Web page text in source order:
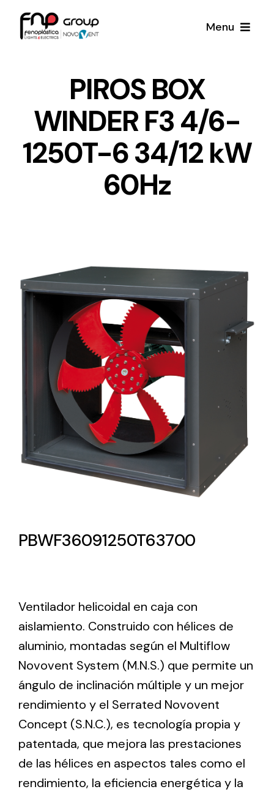
Menu
Iluminación y Material Eléctrico
Lighting and Electrical
Equipment
Complete solutions in lighting and electrical
material for each project and need
Ventilación
Amplia gama de ventiladores y equipos de
The incorporation of Novovent into the group
meant a greater offer of ventilation products for
Iluminación Solar
Variedad de soluciones solares para todo tipo
Noticias
Proyectos
Sobre Nosotros
PIROS BOX
WINDER F3 4/6-
1250T-6 34/12 kW
60Hz
PBWF36091250T63700
Ventilador helicoidal en caja con
aislamiento. Construido con hélices de
aluminio, montadas según el Multiflow
Novovent System (M.N.S.) que permite un
ángulo de inclinación múltiple y un mejor
rendimiento y el Serrated Novovent
Concept (S.N.C.), es tecnología propia y
patentada, que mejora las prestaciones
de las hélices en aspectos tales como el
rendimiento, la eficiencia energética y la